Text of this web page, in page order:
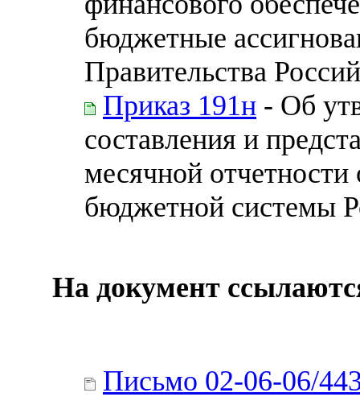
бюджетные
Правительства
Приказ 191н - Об
составления и
месячной
бюджетной системы
На документ
Письмо 02-06-06/